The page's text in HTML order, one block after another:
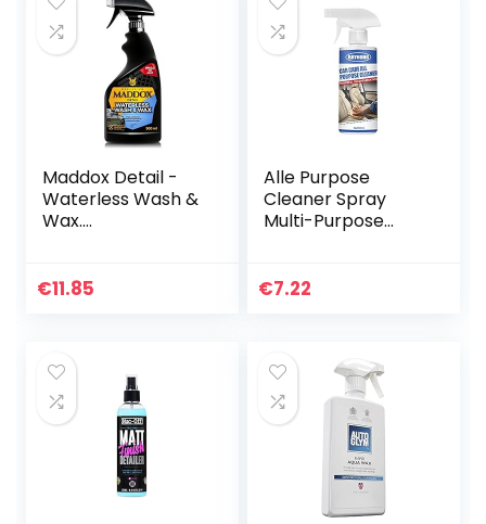
Maddox Detail -
Waterless Wash &
Wax.
zonder water voor
€11.85
Alle Purpose
Cleaner Spray
Multi-Purpose
Cleaner Spray
€7.22